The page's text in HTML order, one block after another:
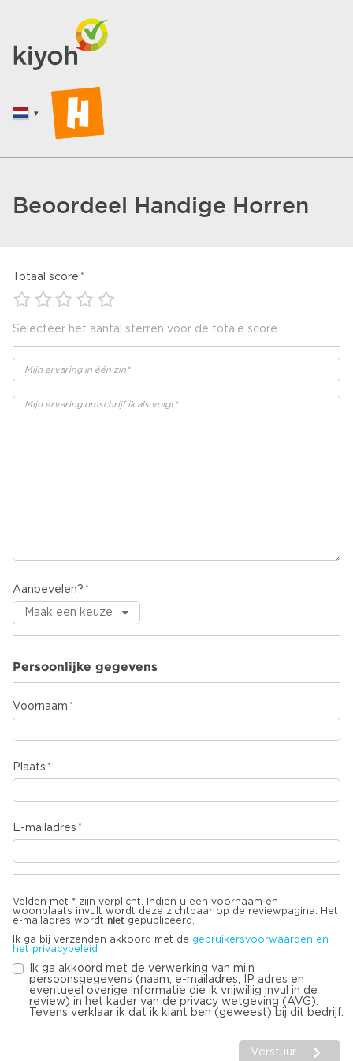
Beoordeel Handige Horren
Totaal score
Selecteer het aantal sterren voor de totale score
Aanbevelen?
Persoonlijke gegevens
Voornaam
Plaats
E-mailadres
Velden met * zijn verplicht. Indien u een voornaam en
woonplaats invult wordt deze zichtbaar op de reviewpagina. Het
e-mailadres wordt niet gepubliceerd.
Ik ga bij verzenden akkoord met de gebruikersvoorwaarden en
het privacybeleid
Ik ga akkoord met de verwerking van mijn
persoonsgegevens (naam, e-mailadres, IP adres en
eventueel overige informatie die ik vrijwillig invul in de
review) in het kader van de privacy wetgeving (AVG).
Tevens verklaar ik dat ik klant ben (geweest) bij dit bedrijf.
Verstuur